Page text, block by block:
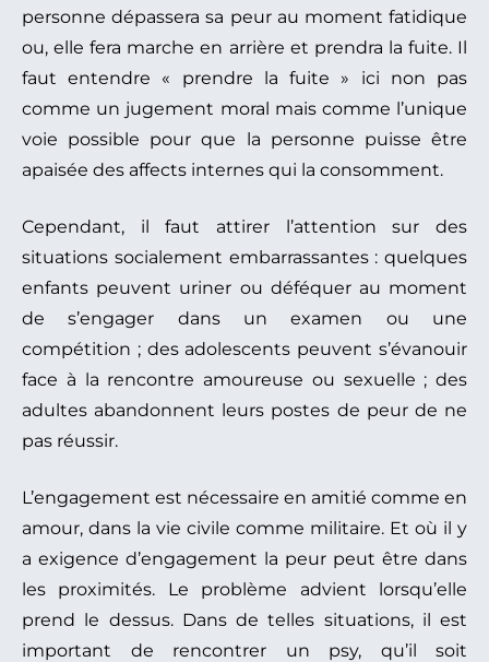
personne dépassera sa peur au moment fatidique
ou, elle fera marche en arrière et prendra la fuite. Il
faut entendre « prendre la fuite » ici non pas
comme un jugement moral mais comme l’unique
voie possible pour que la personne puisse être
apaisée des affects internes qui la consomment.
Cependant, il faut attirer l’attention sur des
situations socialement embarrassantes : quelques
enfants peuvent uriner ou déféquer au moment
de s’engager dans un examen ou une
compétition ; des adolescents peuvent s’évanouir
face à la rencontre amoureuse ou sexuelle ; des
adultes abandonnent leurs postes de peur de ne
pas réussir.
L’engagement est nécessaire en amitié comme en
amour, dans la vie civile comme militaire. Et où il y
a exigence d’engagement la peur peut être dans
les proximités. Le problème advient lorsqu’elle
prend le dessus. Dans de telles situations, il est
important de rencontrer un psy, qu’il soit